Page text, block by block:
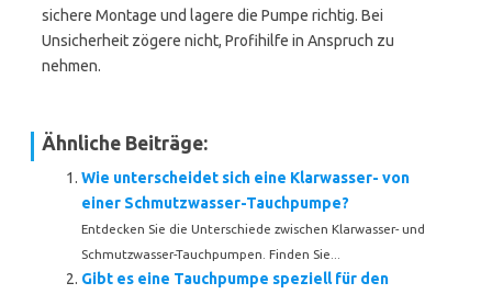
sichere Montage und lagere die Pumpe richtig. Bei
Unsicherheit zögere nicht, Profihilfe in Anspruch zu
nehmen.
Ähnliche Beiträge:
Wie unterscheidet sich eine Klarwasser- von
einer Schmutzwasser-Tauchpumpe?
Entdecken Sie die Unterschiede zwischen Klarwasser- und
Schmutzwasser-Tauchpumpen. Finden Sie...
Gibt es eine Tauchpumpe speziell für den